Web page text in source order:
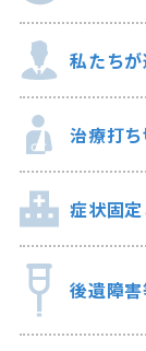
私たち
治療打ち
症状固定
後遺障